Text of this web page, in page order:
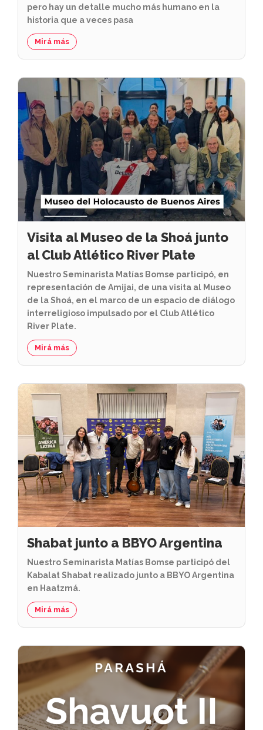
pero hay un detalle mucho más humano en la
historia que a veces pasa
Mirá más
Visita al Museo de la Shoá junto
al Club Atlético River Plate
Nuestro Seminarista Matías Bomse participó, en
representación de Amijai, de una visita al Museo
de la Shoá, en el marco de un espacio de diálogo
interreligioso impulsado por el Club Atlético
River Plate.
Mirá más
Shabat junto a BBYO Argentina
Nuestro Seminarista Matías Bomse participó del
Kabalat Shabat realizado junto a BBYO Argentina
en Haatzmá.
Mirá más